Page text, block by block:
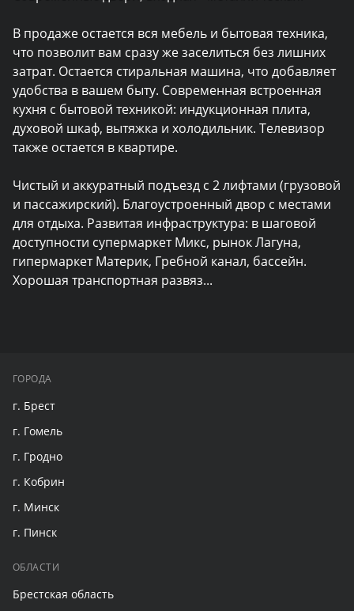
В продаже остается вся мебель и бытовая техника,
что позволит вам сразу же заселиться без лишних
затрат. Остается стиральная машина, что добавляет
удобства в вашем быту. Современная встроенная
кухня с бытовой техникой: индукционная плита,
духовой шкаф, вытяжка и холодильник. Телевизор
также остается в квартире.
Чистый и аккуратный подъезд с 2 лифтами (грузовой
и пассажирский). Благоустроенный двор с местами
для отдыха. Развитая инфраструктура: в шаговой
доступности супермаркет Микс, рынок Лагуна,
гипермаркет Материк, Гребной канал, бассейн.
Хорошая транспортная развяз...
ГОРОДА
г. Брест
г. Гомель
г. Гродно
г. Кобрин
г. Минск
г. Пинск
ОБЛАСТИ
Брестская область